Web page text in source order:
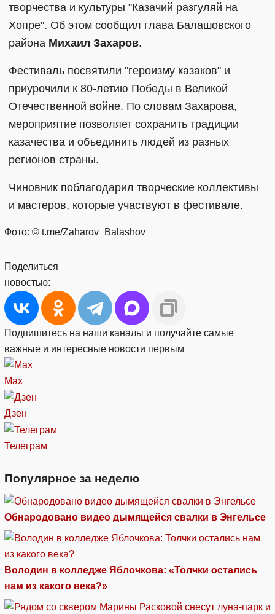
творчества и культуры "Казачий разгуляй на
Хопре". Об этом сообщил глава Балашовского
района Михаил Захаров.
Фестиваль посвятили "героизму казаков" и
приурочили к 80-летию Победы в Великой
Отечественной войне. По словам Захарова,
мероприятие позволяет сохранить традиции
казачества и объединить людей из разных
регионов страны.
Чиновник поблагодарил творческие коллективы
и мастеров, которые участвуют в фестивале.
Фото: © t.me/Zaharov_Balashov
Поделиться
новостью:
Подпишитесь на наши каналы и получайте самые
важные и интересные новости первым
Max
Дзен
Телеграм
Популярное за неделю
Обнародовано видео дымящейся свалки в Энгельсе
Володин в колледже Яблочкова: «Толчки остались
нам из какого века?»